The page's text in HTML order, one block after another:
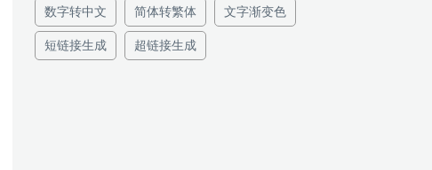
数字转中文 简体转繁体 文字渐变色
短链接生成 超链接生成